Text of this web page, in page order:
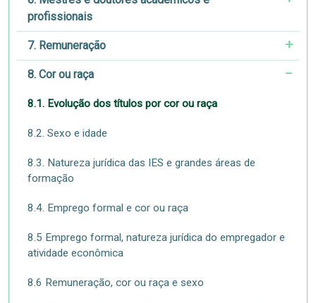
profissionais
7. Remuneração
8. Cor ou raça
8.1. Evolução dos títulos por cor ou raça
8.2. Sexo e idade
8.3. Natureza jurídica das IES e grandes áreas de
formação
8.4. Emprego formal e cor ou raça
8.5 Emprego formal, natureza jurídica do empregador e
atividade econômica
8.6 Remuneração, cor ou raça e sexo